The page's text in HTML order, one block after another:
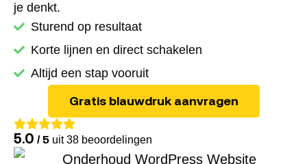
je denkt.
Sturend op resultaat
Korte lijnen en direct schakelen
Altijd een stap vooruit
Gratis blauwdruk aanvragen
5.0 / 5 uit 38 beoordelingen